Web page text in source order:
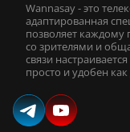
Wannasay - это
адаптированная
позволяет
со зрителями и
связи
просто и удобен